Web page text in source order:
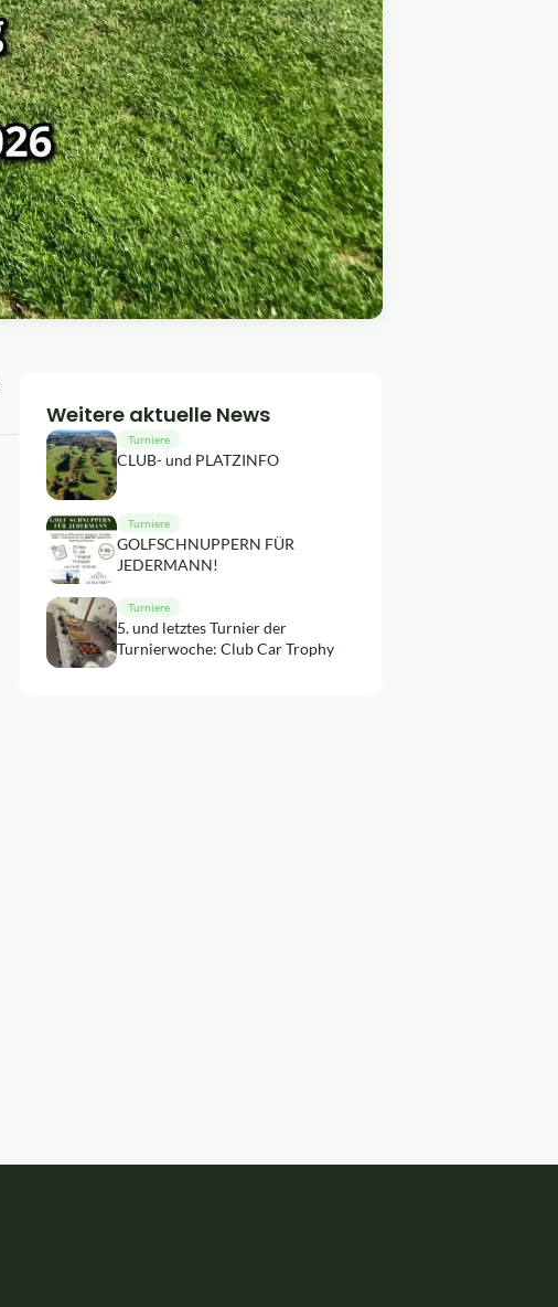
Weitere aktuelle News
Turniere
CLUB- und PLATZINFO
Turniere
GOLFSCHNUPPERN FÜR
JEDERMANN!
Turniere
5. und letztes Turnier der
Turnierwoche: Club Car Trophy